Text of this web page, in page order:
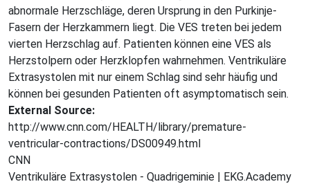
abnormale Herzschläge, deren Ursprung in den Purkinje-
Fasern der Herzkammern liegt. Die VES treten bei jedem
vierten Herzschlag auf. Patienten können eine VES als
Herzstolpern oder Herzklopfen wahrnehmen. Ventrikuläre
Extrasystolen mit nur einem Schlag sind sehr häufig und
können bei gesunden Patienten oft asymptomatisch sein.
External Source:
http://www.cnn.com/HEALTH/library/premature-
ventricular-contractions/DS00949.html
CNN
Ventrikuläre Extrasystolen - Quadrigeminie | EKG.Academy